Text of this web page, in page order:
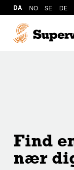
DA NO SE DE
Find
nær